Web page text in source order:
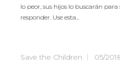
lo peor, sus hijos lo buscarán
responder. Use esta...
Save the Children 05/